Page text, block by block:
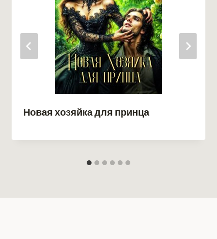
Новая хозяйка для принца